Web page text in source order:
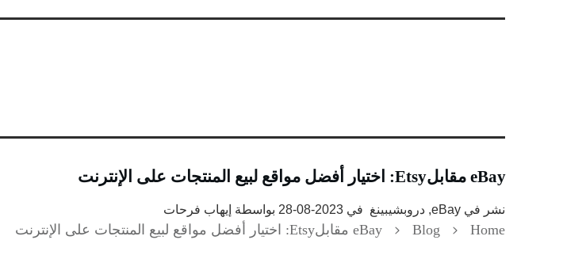
eBay مقابلEtsy: اختيار أفضل مواقع لبيع المنتجات على الإنترنت
نشر في eBay, دروبشيبينغ في 2023-08-28 بواسطة إيهاب فرحات
Home
Blog eBay مقابلEtsy: اختيار أفضل مواقع لبيع المنتجات على الإنترنت